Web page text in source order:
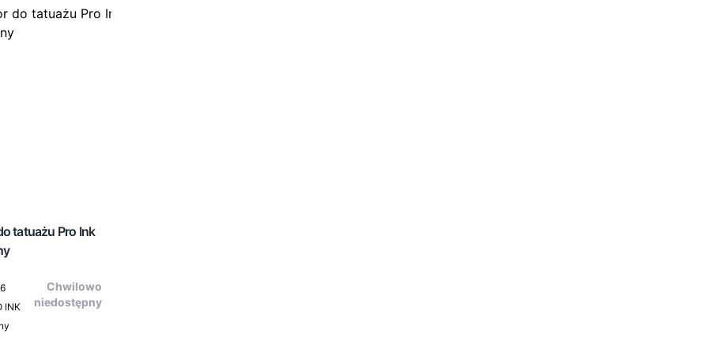
tatuażu Pro Ink
INK
Chwilowo
niedostępny